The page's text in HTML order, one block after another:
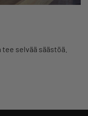
selvää säästöä.